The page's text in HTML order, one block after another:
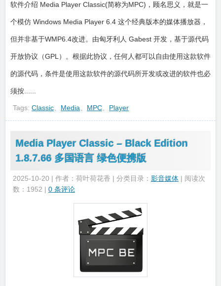
软件介绍 Media Player Classic(简称为MPC)，顾名思义，就是一
个模仿 Windows Media Player 6.4 这个经典版本的媒体播放器，
但并非基于WMP6.4改进。由匈牙利人 Gabest 开发，基于源代码
开放协议（GPL）。根据此协议，任何人都可以自由使用这款软件
的源代码，条件是使用这款软件的源代码所开发或改进的软件也必
须按......
Tags: Classic Media MPC Player
Media Player Classic – Black Edition
1.8.7.66 多国语言 绿色便携版
2025-10-20 | 作者：荷叶荷花香 | 分类目录： 影音媒体 | 阅读次
数：1952 | 0 条评论